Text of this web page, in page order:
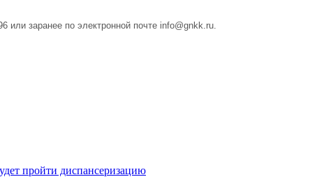
или заранее по электронной почте info@gnkk.ru.
пройти диспансеризацию